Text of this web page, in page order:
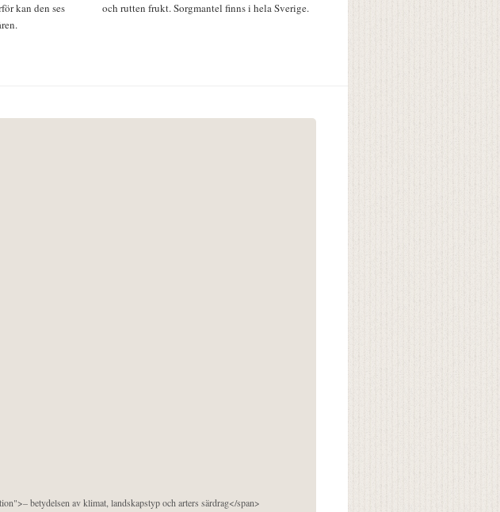
kan den ses
och rutten frukt. Sorgmantel finns i hela Sverige.
betydelsen av klimat, landskapstyp och arters särdrag</span>